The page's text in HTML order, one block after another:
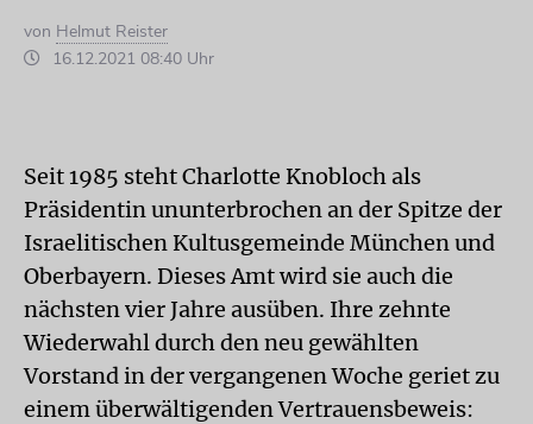
von Helmut Reister
16.12.2021 08:40 Uhr
Seit 1985 steht Charlotte Knobloch als
Präsidentin ununterbrochen an der Spitze der
Israelitischen Kultusgemeinde München und
Oberbayern. Dieses Amt wird sie auch die
nächsten vier Jahre ausüben. Ihre zehnte
Wiederwahl durch den neu gewählten
Vorstand in der vergangenen Woche geriet zu
einem überwältigenden Vertrauensbeweis: